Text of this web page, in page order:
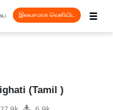
☰
இலவசமாக வெளியிட
(Tamil )